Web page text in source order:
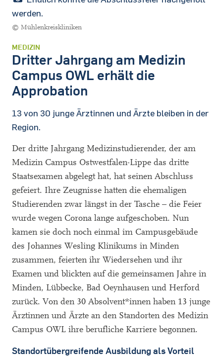
werden.
© Mühlenkreiskliniken
MEDIZIN
Dritter Jahrgang am Medizin
Campus OWL erhält die
Approbation
13 von 30 junge Ärztinnen und Ärzte bleiben in der
Region.
Der dritte Jahrgang Medizinstudierender, der am
Medizin Campus Ostwestfalen-Lippe das dritte
Staatsexamen abgelegt hat, hat seinen Abschluss
gefeiert. Ihre Zeugnisse hatten die ehemaligen
Studierenden zwar längst in der Tasche – die Feier
wurde wegen Corona lange aufgeschoben. Nun
kamen sie doch noch einmal im Campusgebäude
des Johannes Wesling Klinikums in Minden
zusammen, feierten ihr Wiedersehen und ihr
Examen und blickten auf die gemeinsamen Jahre in
Minden, Lübbecke, Bad Oeynhausen und Herford
zurück. Von den 30 Absolvent*innen haben 13 junge
Ärztinnen und Ärzte an den Standorten des Medizin
Campus OWL ihre berufliche Karriere begonnen.
Standortübergreifende Ausbildung als Vorteil